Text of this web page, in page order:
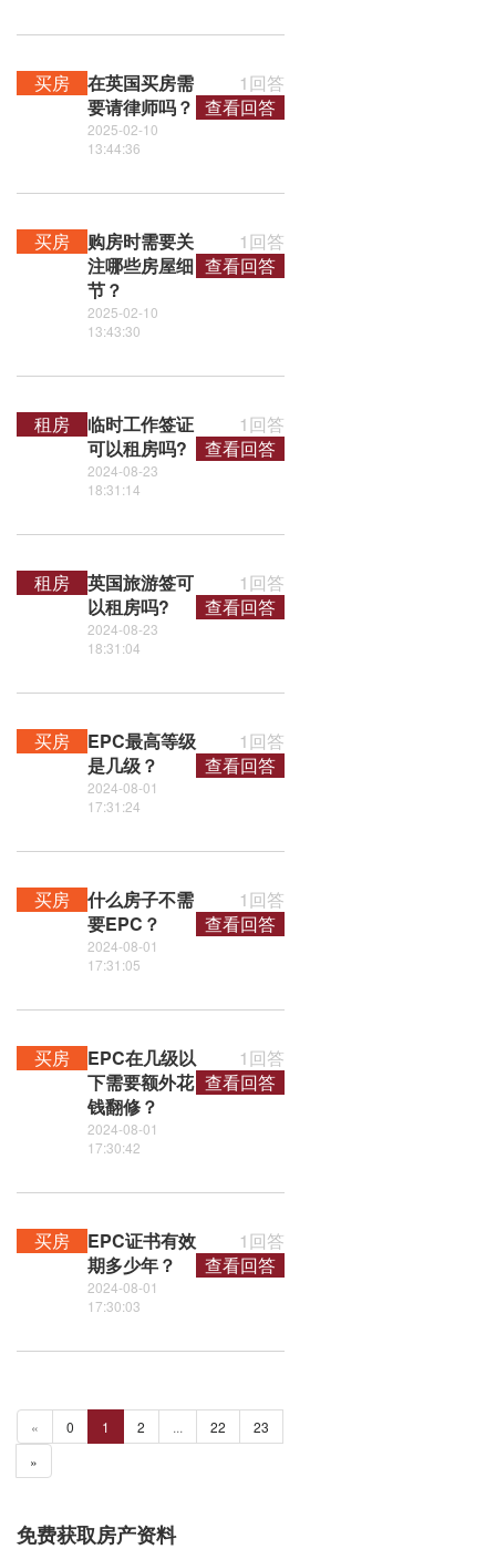
买房
在英国买房需
要请律师吗？
2025-02-10
13:44:36
1回答
查看回答
买房
购房时需要关
注哪些房屋细
节？
2025-02-10
13:43:30
1回答
查看回答
租房
临时工作签证
可以租房吗?
2024-08-23
18:31:14
1回答
查看回答
租房
英国旅游签可
以租房吗?
2024-08-23
18:31:04
1回答
查看回答
买房
EPC最高等级
是几级？
2024-08-01
17:31:24
1回答
查看回答
买房
什么房子不需
要EPC？
2024-08-01
17:31:05
1回答
查看回答
买房
EPC在几级以
下需要额外花
钱翻修？
2024-08-01
17:30:42
1回答
查看回答
买房
EPC证书有效
期多少年？
2024-08-01
17:30:03
1回答
查看回答
« 0 1 2 ... 22
23
»
免费获取房产资料